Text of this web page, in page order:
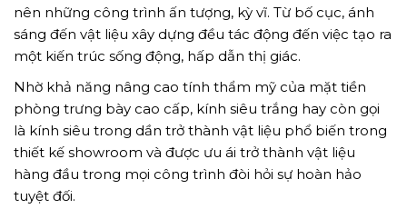
nên những công trình ấn tượng, kỳ vĩ. Từ bố cục, ánh
sáng đến vật liệu xây dựng đều tác động đến việc tạo ra
một kiến trúc sống động, hấp dẫn thị giác.
Nhờ khả năng nâng cao tính thẩm mỹ của mặt tiền
phòng trưng bày cao cấp, kính siêu trắng hay còn gọi
là kính siêu trong dần trở thành vật liệu phổ biến trong
thiết kế showroom và được ưu ái trở thành vật liệu
hàng đầu trong mọi công trình đòi hỏi sự hoàn hảo
tuyệt đối.